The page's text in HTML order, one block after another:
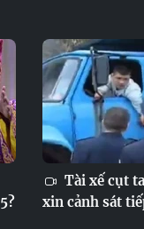
Tài xế cụt
xin cảnh sát